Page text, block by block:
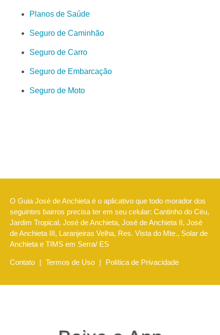
Planos de Saúde
Seguro de Caminhão
Seguro de Carro
Seguro de Embarcação
Seguro de Moto
O Guia José de Anchieta é o aplicativo que todo morador dos
seguintes bairros precisa ter em seu celular: Cantinho do Céu,
Jardim Tropical, José de Anchieta, José de Anchieta II, José
de Anchieta III, Laranjeiras Velha, Res. Vista do Mte., Solar de
Anchieta e TIMS em Serra/ ES
Contato | Termos de Uso | Política de Privacidade